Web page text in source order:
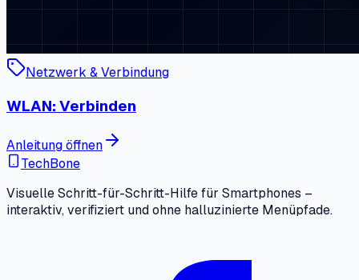
Netzwerk & Verbindung
WLAN: Verbinden
Anleitung öffnen
TechBone
Visuelle Schritt-für-Schritt-Hilfe für Smartphones –
interaktiv, verifiziert und ohne halluzinierte Menüpfade.